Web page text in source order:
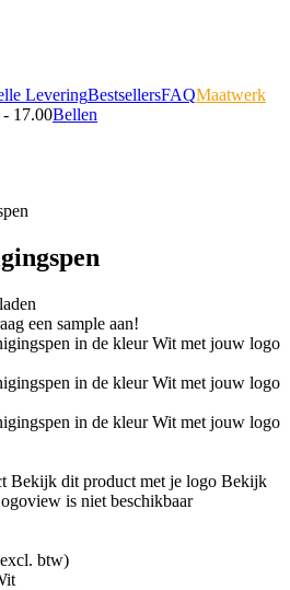
LeveringBestsellersFAQMaatwerk
17.00Bellen
een sample aan!
Bekijk dit product met je logo Bekijk
is niet beschikbaar
btw)